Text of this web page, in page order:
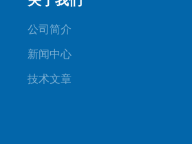
公司简介
新闻中心
技术文章